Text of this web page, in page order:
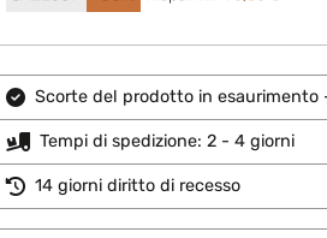
Scorte del prodotto in esaurimento
Tempi di spedizione: 2 - 4 giorni
14 giorni diritto di recesso